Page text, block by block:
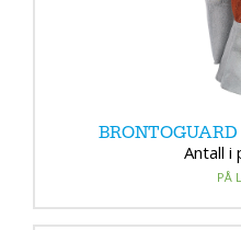
Antall i
PÅ